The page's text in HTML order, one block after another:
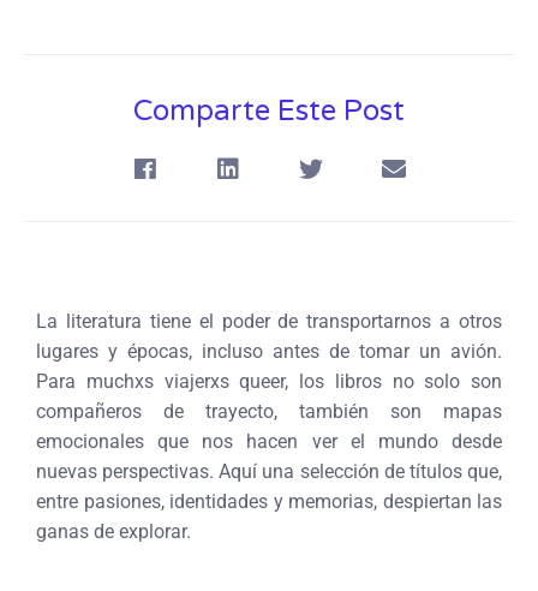
Comparte Este Post
La literatura tiene el poder de transportarnos a otros
lugares y épocas, incluso antes de tomar un avión.
Para muchxs viajerxs queer, los libros no solo son
compañeros de trayecto, también son mapas
emocionales que nos hacen ver el mundo desde
nuevas perspectivas. Aquí una selección de títulos que,
entre pasiones, identidades y memorias, despiertan las
ganas de explorar.